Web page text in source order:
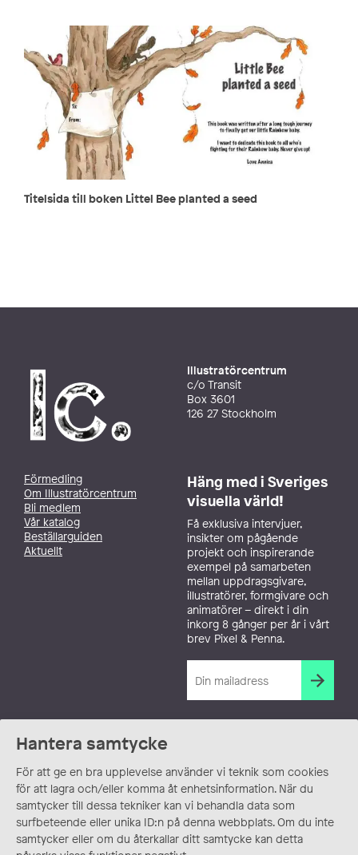
Hantera samtycke
För att ge en bra upplevelse använder vi teknik som cookies
för att lagra och/eller komma åt enhetsinformation. När du
samtycker till dessa tekniker kan vi behandla data som
surfbeteende eller unika ID:n på denna webbplats. Om du inte
samtycker eller om du återkallar ditt samtycke kan detta
Titelsida till boken Littel Bee planted a seed
Illustratörcentrum
c/o Transit
Box 3601
126 27 Stockholm
Förmedling
Om Illustratörcentrum
Bli medlem
Vår katalog
Beställarguiden
Aktuellt
Häng med i Sveriges
visuella värld!
Få exklusiva intervjuer,
insikter om pågående
projekt och inspirerande
exempel på samarbeten
mellan uppdragsgivare,
illustratörer, formgivare och
animatörer – direkt i din
inkorg 8 gånger per år i vårt
brev Pixel & Penna.